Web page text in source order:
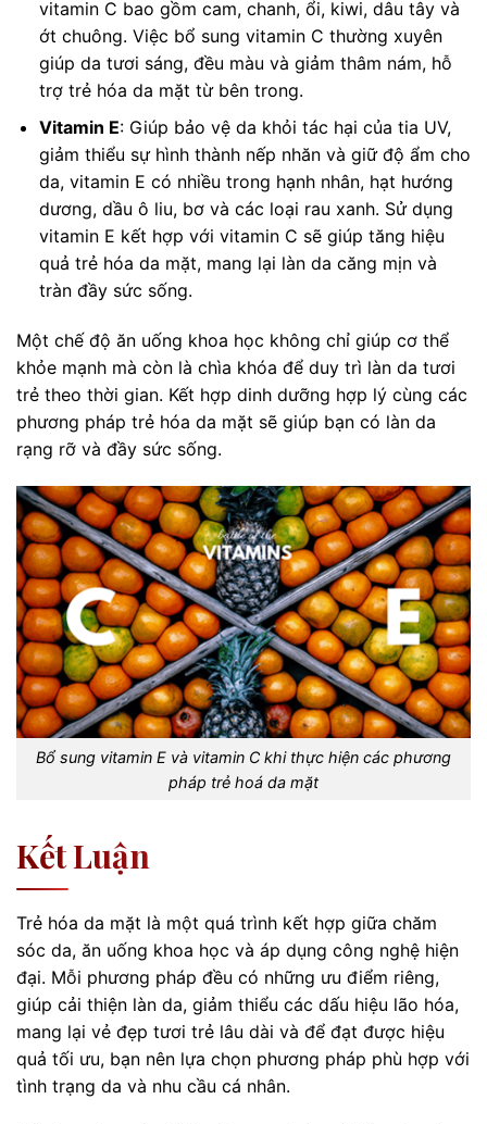
vitamin C bao gồm cam, chanh, ổi, kiwi, dâu tây và
ớt chuông. Việc bổ sung vitamin C thường xuyên
giúp da tươi sáng, đều màu và giảm thâm nám, hỗ
trợ trẻ hóa da mặt từ bên trong.
Vitamin E: Giúp bảo vệ da khỏi tác hại của tia UV,
giảm thiểu sự hình thành nếp nhăn và giữ độ ẩm cho
da, vitamin E có nhiều trong hạnh nhân, hạt hướng
dương, dầu ô liu, bơ và các loại rau xanh. Sử dụng
vitamin E kết hợp với vitamin C sẽ giúp tăng hiệu
quả trẻ hóa da mặt, mang lại làn da căng mịn và
tràn đầy sức sống.
Một chế độ ăn uống khoa học không chỉ giúp cơ thể
khỏe mạnh mà còn là chìa khóa để duy trì làn da tươi
trẻ theo thời gian. Kết hợp dinh dưỡng hợp lý cùng các
phương pháp trẻ hóa da mặt sẽ giúp bạn có làn da
rạng rỡ và đầy sức sống.
Bổ sung vitamin E và vitamin C khi thực hiện các phương
pháp trẻ hoá da mặt
Kết Luận
Trẻ hóa da mặt là một quá trình kết hợp giữa chăm
sóc da, ăn uống khoa học và áp dụng công nghệ hiện
đại. Mỗi phương pháp đều có những ưu điểm riêng,
giúp cải thiện làn da, giảm thiểu các dấu hiệu lão hóa,
mang lại vẻ đẹp tươi trẻ lâu dài và để đạt được hiệu
quả tối ưu, bạn nên lựa chọn phương pháp phù hợp với
tình trạng da và nhu cầu cá nhân.